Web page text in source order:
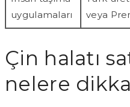
uygulamaları
veya
Çin halatı
nelere